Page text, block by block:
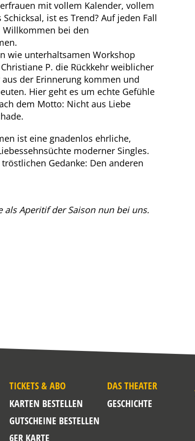
mit vollem Kalender, vollem
ist es Trend? Auf jeden Fall
Willkommen bei den
wie unterhaltsamen Workshop
P. die Rückkehr weiblicher
der Erinnerung kommen und
Hier geht es um echte Gefühle
dem Motto: Nicht aus Liebe
ist eine gnadenlos ehrliche,
moderner Singles.
Gedanke: Den anderen
als Aperitif der Saison nun bei uns.
TICKETS & ABO
KARTEN BESTELLEN
GUTSCHEINE BESTELLEN
6ER KARTE
DAS THEATER
GESCHICHTE